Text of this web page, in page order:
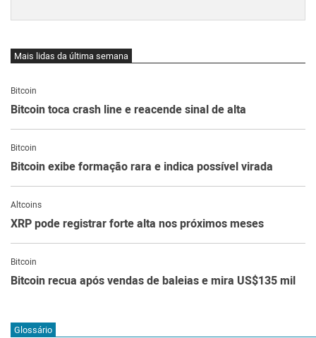
Mais lidas da última semana
Bitcoin
Bitcoin toca crash line e reacende sinal de alta
Bitcoin
Bitcoin exibe formação rara e indica possível virada
Altcoins
XRP pode registrar forte alta nos próximos meses
Bitcoin
Bitcoin recua após vendas de baleias e mira US$135 mil
Glossário